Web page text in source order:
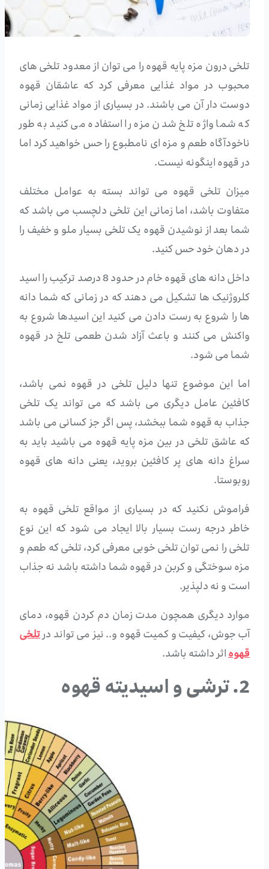
تلخی درون مزه پایه قهوه را می توان از معدود تلخی های
محبوب در مواد غذایی معرفی کرد که عاشقان قهوه
دوست دار آن می باشند. در بسیاری از مواد غذایی زمانی
که شما واژه تلخ شدن مزه را استفاده می کنید به طور
ناخودآگاه طعم و مزه ای نامطبوع را حس خواهید کرد اما
در قهوه اینگونه نیست.
میزان تلخی قهوه می تواند بسته به عوامل مختلف
متفاوت باشد، اما زمانی این تلخی دلچسب می باشد که
شما بعد از نوشیدن قهوه یک تلخی بسیار ملو و خفیف را
در دهان خود حس کنید.
داخل دانه های قهوه خام در حدود 8 درصد ترکیب را اسید
کلروژنیک ها تشکیل می دهند که در زمانی که شما دانه
ها را شروع به رست دادن می کنید این اسیدها شروع به
واکنش می کنند و باعث آزاد شدن طعمی تلخ در قهوه
شما می شود.
اما این موضوع تنها دلیل تلخی در قهوه نمی باشد،
کافئین عامل دیگری می باشد که می تواند یک تلخی
جذاب به قهوه شما ببخشد، پس اگر جز کسانی می باشد
که عاشق تلخی در بین مزه پایه قهوه می باشید باید به
سراغ دانه های پر کافئین بروید، یعنی دانه های قهوه
روبوستا.
فراموش نکنید که در بسیاری از مواقع تلخی قهوه به
خاطر درجه رست بسیار بالا ایجاد می شود که این نوع
تلخی را نمی توان تلخی خوبی معرفی کرد، تلخی که طعم و
مزه سوختگی و کربن در قهوه شما داشته باشد نه جذاب
است و نه دلپذیر.
موارد دیگری همچون مدت زمان دم کردن قهوه، دمای
آب جوش، کیفیت و کمیت قهوه و.. نیز می تواند درتلخی
قهوهاثر داشته باشد.
2. ترشی و اسیدیته قهوه